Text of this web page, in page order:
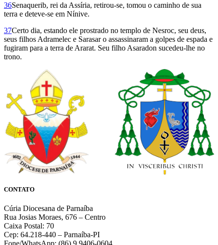
36Senaquerib, rei da Assíria, retirou-se, tomou o caminho de sua
terra e deteve-se em Nínive.
37Certo dia, estando ele prostrado no templo de Nesroc, seu deus,
seus filhos Adramelec e Sarasar o assassinaram a golpes de espada e
fugiram para a terra de Ararat. Seu filho Asaradon sucedeu-lhe no
trono.
CONTATO
Cúria Diocesana de Parnaíba
Rua Josias Moraes, 676 – Centro
Caixa Postal: 70
Cep: 64.218-440 – Parnaíba-PI
Fone/WhatsApp: (86) 9 9406-0604